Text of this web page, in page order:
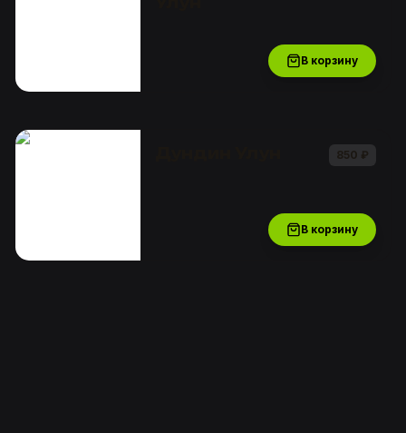
В корзину
850 ₽
В корзину